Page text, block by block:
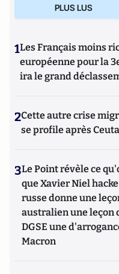
PLUS LUS
1Les Français moins
européenne pour la
ira le grand
2Cette autre crise
se profile après Ceuta
3Le Point révèle ce
que Xavier Niel
russe donne une
australien une leçon
DGSE une
Macron